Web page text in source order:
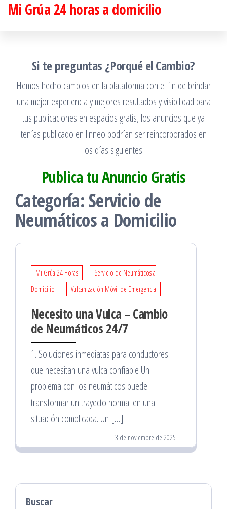
SaltarMi Grúa 24 horas a domicilio
Si te preguntas ¿Porqué el Cambio?
Hemos hecho cambios en la plataforma con el fin de brindar
una mejor experiencia y mejores resultados y visibilidad para
tus publicaciones en espacios gratis, los anuncios que ya
tenías publicado en linneo podrían ser reincorporados en
los días siguientes.
Publica tu Anuncio Gratis
Categoría: Servicio de
Neumáticos a Domicilio
Mi Grúa 24 Horas
Servicio de Neumáticos a
Domicilio
Vulcanización Móvil de Emergencia
Necesito una Vulca – Cambio
de Neumáticos 24/7
1. Soluciones inmediatas para conductores
que necesitan una vulca confiable Un
problema con los neumáticos puede
transformar un trayecto normal en una
situación complicada. Un […]
3 de noviembre de 2025
Buscar